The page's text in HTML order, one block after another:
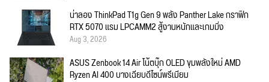
น่าลอง ThinkPad T1g Gen 9 พลัง Panther Lake กราฟิก
RTX 5070 แรม LPCAMM2 สู้งานหนักและเกมมิ่ง
Aug 3, 2026
ASUS Zenbook 14 Air โน้ตบุ๊ก OLED ขุมพลังใหม่ AMD
Ryzen AI 400 บางเฉียบดีไซน์พรีเมียม